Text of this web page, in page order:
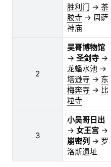
胜利门 → 茶
胶寺 → 周萨
神庙
2
吴哥博物馆
→ 圣剑寺 →
龙蟠水池 →
塔逊寺 → 东
梅奔寺 → 比
粒寺
3
小吴哥日出
→ 女王宫 →
崩密列 → 罗
洛斯遗址